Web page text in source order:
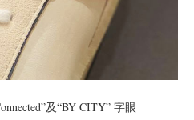
及“BY CITY” 字眼